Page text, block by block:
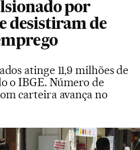
por
desistiram de
atinge 11,9 milhões de
o IBGE. Número de
carteira avança no